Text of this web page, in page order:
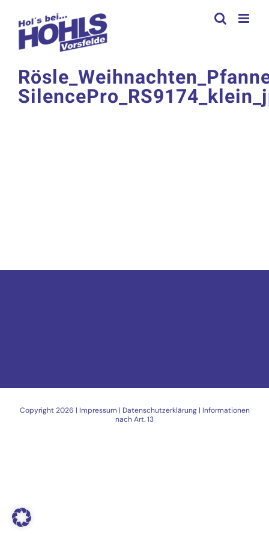
Inhalt
springen
Copyright2026 | Impressum | Datenschutzerklärung| Informationen
nach Art. 13